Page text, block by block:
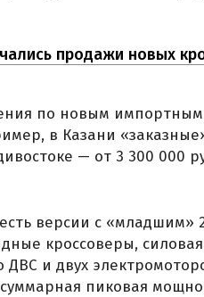
продажи новых
по новым импортным
в Казани
— от 3 300 000
версии с
кроссоверы, силовая
ДВС и двух
пиковая